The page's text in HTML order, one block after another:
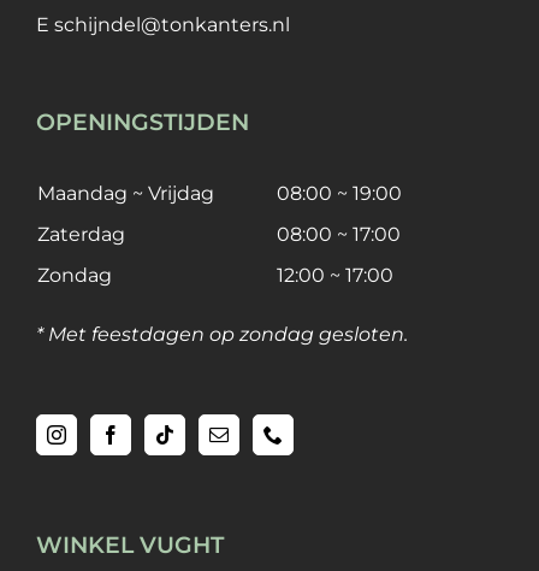
E schijndel@tonkanters.nl
OPENINGSTIJDEN
Maandag ~ Vrijdag
08:00 ~ 19:00
Zaterdag
08:00 ~ 17:00
Zondag
12:00 ~ 17:00
* Met feestdagen op zondag gesloten.
WINKEL VUGHT